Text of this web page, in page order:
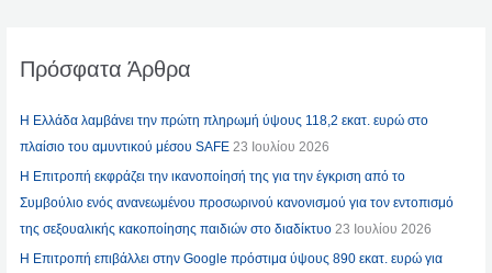
Πρόσφατα Άρθρα
Η Ελλάδα λαμβάνει την πρώτη πληρωμή ύψους 118,2 εκατ. ευρώ στο
πλαίσιο του αμυντικού μέσου SAFE 23 Ιουλίου 2026
Η Επιτροπή εκφράζει την ικανοποίησή της για την έγκριση από το
Συμβούλιο ενός ανανεωμένου προσωρινού κανονισμού για τον εντοπισμό
της σεξουαλικής κακοποίησης παιδιών στο διαδίκτυο 23 Ιουλίου 2026
Η Επιτροπή επιβάλλει στην Google πρόστιμα ύψους 890 εκατ. ευρώ για